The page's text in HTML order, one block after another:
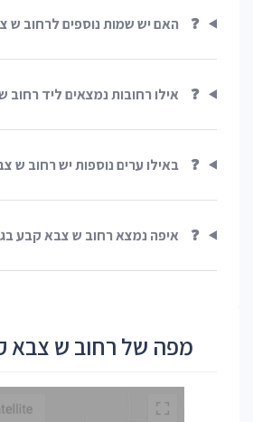
❓ האם יש שמות נוספים לרחוב ש
❓ אילו רחובות נמצאים ליד
❓ באילו ערים נוספות יש רחוב ש
❓ איפה נמצא רחוב ש צבא קבע
מפה של רחוב ש צבא